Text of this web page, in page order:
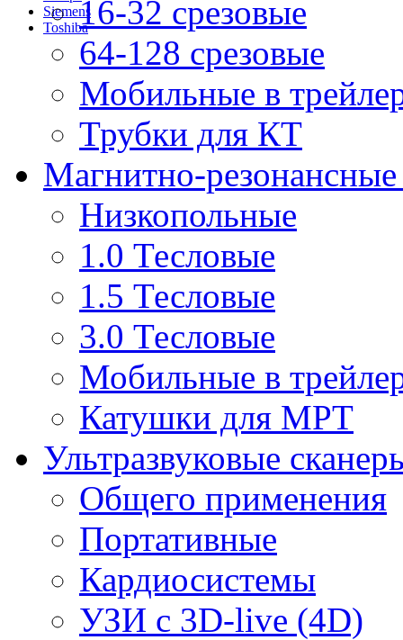
Siemens
Toshiba16-32 срезовые
64-128 срезовые
Мобильные в
Трубки для КТ
Магнитно-
Низкопольные
1.0 Тесловые
1.5 Тесловые
3.0 Тесловые
Мобильные в
Катушки для МРТ
Ультразвуковые
Общего применения
Портативные
Кардиосистемы
УЗИ с 3D-live (4D)